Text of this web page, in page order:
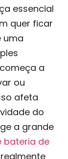
essencial
quer ficar
uma
a
ou
afeta
do
a grande
bateria de